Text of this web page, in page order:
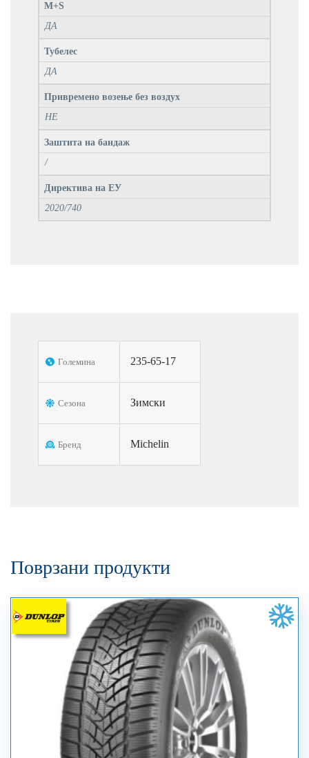
M+S
ДА
Тубелес
ДА
Привремено возење без воздух
НЕ
Заштита на бандаж
/
Директива на ЕУ
2020/740
Големина 235-65-17
Сезона Зимски
Бренд Michelin
Поврзани продукти